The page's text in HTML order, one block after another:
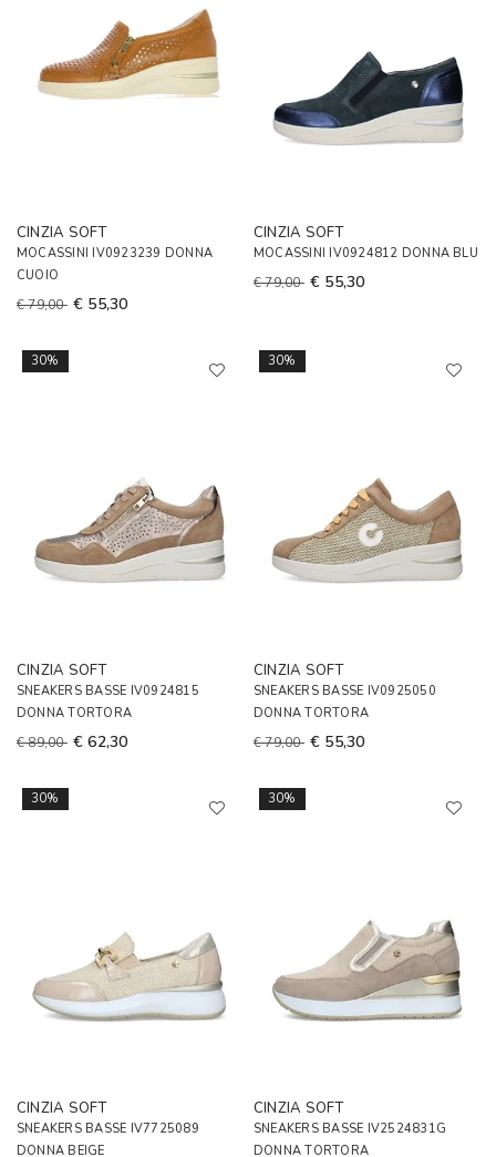
CINZIA SOFT
MOCASSINI IV0923239 DONNA
CUOIO
€ 79,00 € 55,30
CINZIA SOFT
MOCASSINI IV0924812 DONNA BLU
€ 79,00 € 55,30
30%
CINZIA SOFT
SNEAKERS BASSE IV0924815
DONNA TORTORA
€ 89,00 € 62,30
30%
CINZIA SOFT
SNEAKERS BASSE IV0925050
DONNA TORTORA
€ 79,00 € 55,30
30%
CINZIA SOFT
SNEAKERS BASSE IV7725089
DONNA BEIGE
30%
CINZIA SOFT
SNEAKERS BASSE IV2524831G
DONNA TORTORA